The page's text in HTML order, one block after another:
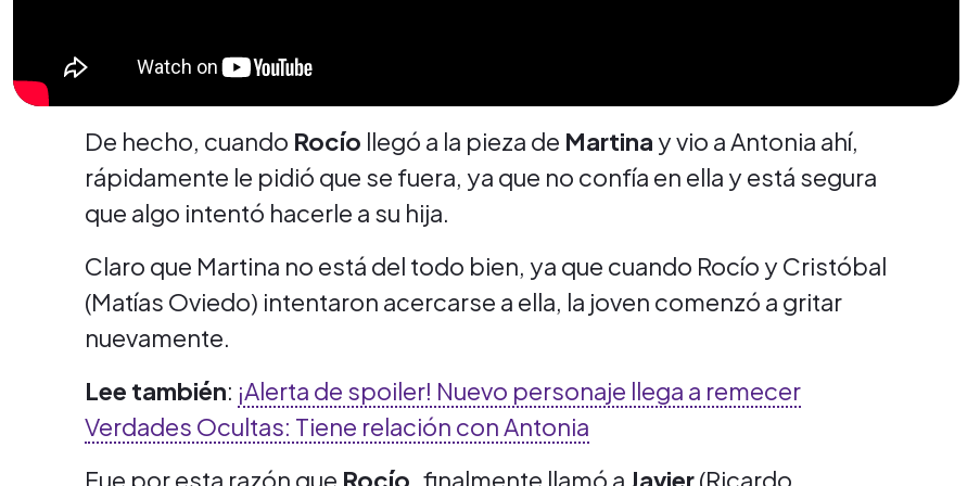
De hecho, cuando Rocío llegó a la pieza de Martina y vio a Antonia ahí,
rápidamente le pidió que se fuera, ya que no confía en ella y está segura
que algo intentó hacerle a su hija.
Claro que Martina no está del todo bien, ya que cuando Rocío y Cristóbal
(Matías Oviedo) intentaron acercarse a ella, la joven comenzó a gritar
nuevamente.
Lee también: ¡Alerta de spoiler! Nuevo personaje llega a remecer
Verdades Ocultas: Tiene relación con Antonia
Fue por esta razón que Rocío, finalmente llamó a Javier(Ricardo